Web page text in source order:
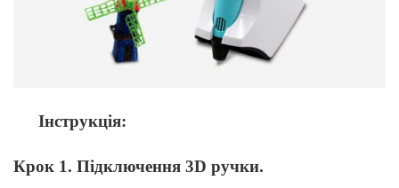
Інструкція:
Крок 1. Підключення 3D ручки.